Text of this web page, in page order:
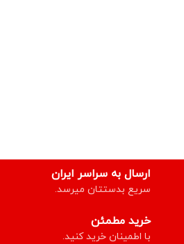
ارسال به سراسر ایران
سریع بدستتان میرسد.
خرید مطمئن
با اطمینان خرید کنید.